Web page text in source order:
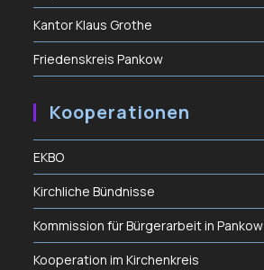
Kantor Klaus Grothe
Friedenskreis Pankow
Kooperationen
EKBO
Kirchliche Bündnisse
Kommission für Bürgerarbeit in Pankow
Kooperation im Kirchenkreis